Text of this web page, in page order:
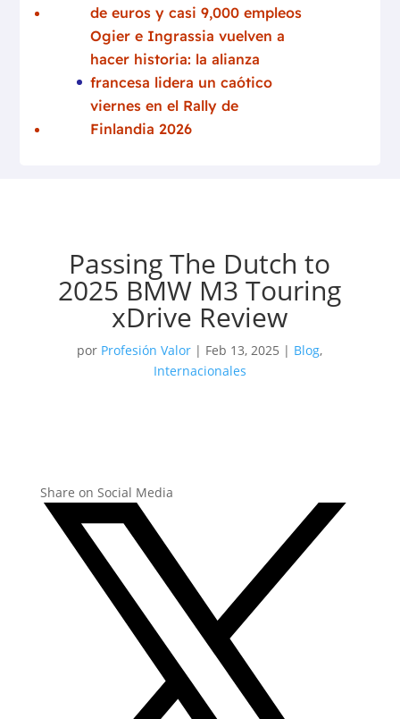
de euros y casi 9,000 empleos
Ogier e Ingrassia vuelven a
hacer historia: la alianza
francesa lidera un caótico
viernes en el Rally de
Finlandia 2026
Passing The Dutch to
2025 BMW M3 Touring
xDrive Review
por Profesión Valor | Feb 13, 2025 | Blog,
Internacionales
Share on Social Media